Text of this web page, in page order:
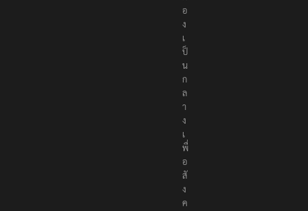
ก
ต้
อ
ง
เ
ป็
น
ก
ล
า
ง
เ
พื่
อ
สั